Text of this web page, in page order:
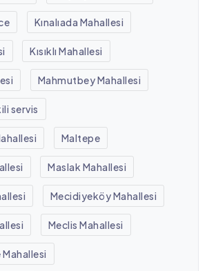
Kınalıada Mahallesi
Kısıklı Mahallesi
Mahmutbey Mahallesi
servis
Maltepe
Maslak Mahallesi
Mecidiyeköy Mahallesi
Meclis Mahallesi